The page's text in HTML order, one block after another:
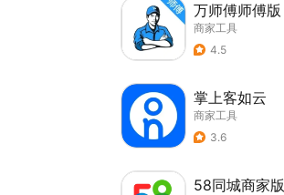
万师傅师傅版
商家工具
4.5
掌上客如云
商家工具
3.6
58同城商家版